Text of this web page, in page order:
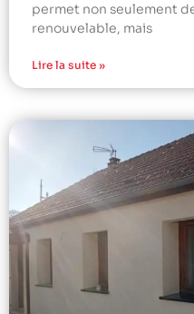
permet non seulement
renouvelable, mais
Lire la suite »